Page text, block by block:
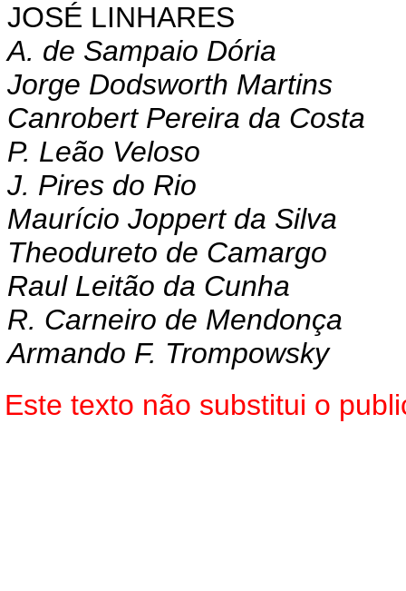
JOSÉ LINHARES
A. de Sampaio Dória
Jorge Dodsworth Martins
Canrobert Pereira da Costa
P. Leão Veloso
J. Pires do Rio
Maurício Joppert da Silva
Theodureto de Camargo
Raul Leitão da Cunha
R. Carneiro de Mendonça
Armando F. Trompowsky
Este texto não substitui o